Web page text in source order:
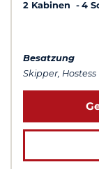
2 Kabinen
4
Besatzung
Skipper, Hostess